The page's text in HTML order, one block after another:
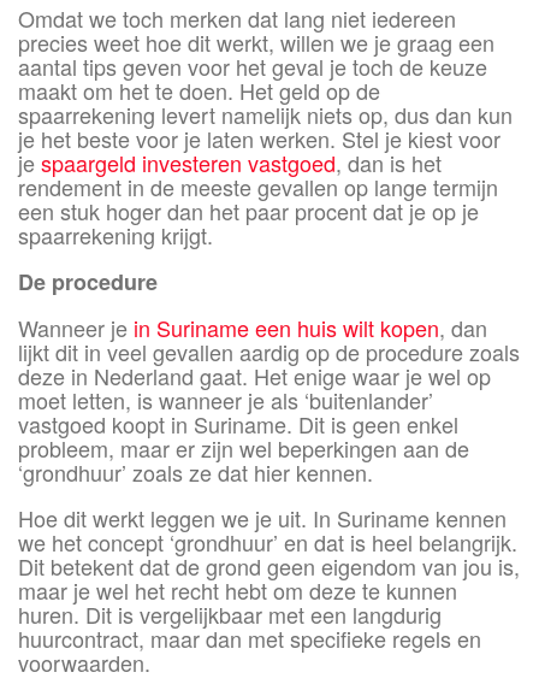
Omdat we toch merken dat lang niet iedereen
precies weet hoe dit werkt, willen we je graag een
aantal tips geven voor het geval je toch de keuze
maakt om het te doen. Het geld op de
spaarrekening levert namelijk niets op, dus dan kun
je het beste voor je laten werken. Stel je kiest voor
jespaargeld investeren vastgoed, dan is het
rendement in de meeste gevallen op lange termijn
een stuk hoger dan het paar procent dat je op je
spaarrekening krijgt.
De procedure
Wanneer je in Suriname een huis wilt kopen, dan
lijkt dit in veel gevallen aardig op de procedure zoals
deze in Nederland gaat. Het enige waar je wel op
moet letten, is wanneer je als ‘buitenlander’
vastgoed koopt in Suriname. Dit is geen enkel
probleem, maar er zijn wel beperkingen aan de
‘grondhuur’ zoals ze dat hier kennen.
Hoe dit werkt leggen we je uit. In Suriname kennen
we het concept ‘grondhuur’ en dat is heel belangrijk.
Dit betekent dat de grond geen eigendom van jou is,
maar je wel het recht hebt om deze te kunnen
huren. Dit is vergelijkbaar met een langdurig
huurcontract, maar dan met specifieke regels en
voorwaarden.